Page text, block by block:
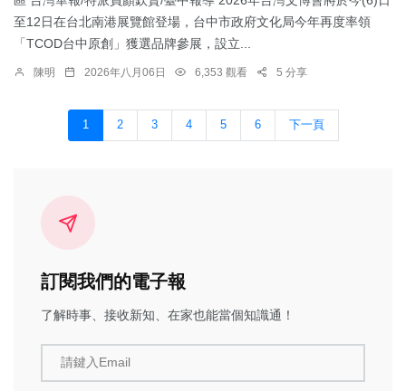
至12日在台北南港展覽館登場，台中市政府文化局今年再度率領
「TCOD台中原創」獲選品牌參展，設立...
陳明 2026年八月06日 6,353 觀看 5 分享
1 2 3 4 5 6 下一頁
訂閱我們的電子報
了解時事、接收新知、在家也能當個知識通！
請鍵入Email